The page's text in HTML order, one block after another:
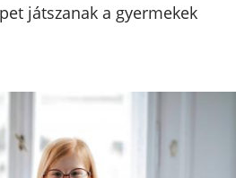
játszanak a gyermekek